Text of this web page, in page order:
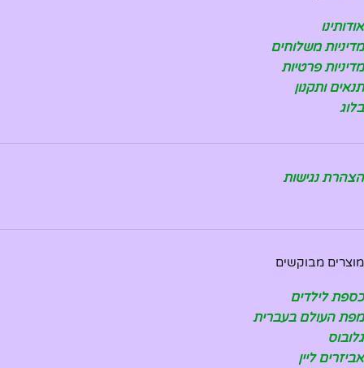
אודותינו
מדיניות משלוחים
מדיניות פרטיות
תנאים ותקנון
בלוג
הצהרת נגישות
מוצרים מבוקשים
כספת לילדים
מפת העולם בעברית
גלובוס
אביזרים ליין